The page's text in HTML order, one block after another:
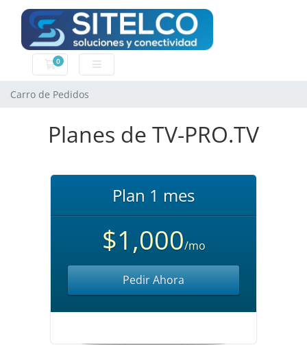
0
Carro de Pedidos
Carro de Pedidos
Planes de TV-PRO.TV
Plan 1 mes
$1,000/mo
Pedir Ahora